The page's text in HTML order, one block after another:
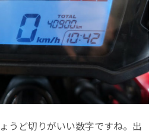
うど切りがいい数字ですね。出